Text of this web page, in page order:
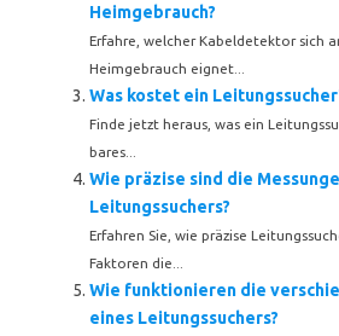
Heimgebrauch?
Erfahre, welcher Kabeldetektor sich
Heimgebrauch eignet...
Was kostet ein
Finde jetzt heraus, was ein
bares...
Wie präzise sind die
Leitungssuchers?
Erfahren Sie, wie präzise
Faktoren die...
Wie funktionieren die
eines Leitungssuchers?